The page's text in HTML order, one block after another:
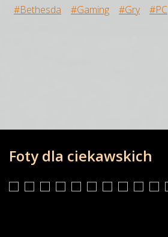
#Bethesda #Gaming #Gry #PC
Foty dla ciekawskich